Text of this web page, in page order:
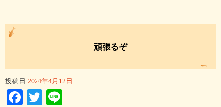
頑張るぞ
投稿日 2024年4月12日
Facebook
Twitter